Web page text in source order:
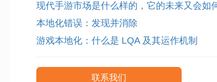
现代手游市场是什么样的，它的未来又会如
本地化错误：发现并消除
游戏本地化：什么是 LQA 及其运作机制
联系我们